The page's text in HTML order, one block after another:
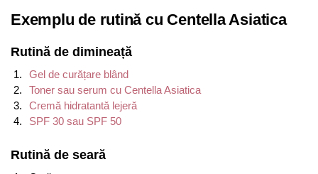
Exemplu de rutină cu Centella Asiatica
Rutină de dimineață
Gel de curățare blând
Toner sau serum cu Centella Asiatica
Cremă hidratantă lejeră
SPF 30 sau SPF 50
Rutină de seară